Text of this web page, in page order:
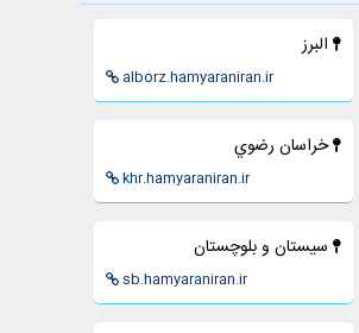
البرز
alborz.hamyaraniran.ir
خراسان رضوي
khr.hamyaraniran.ir
سيستان و بلوچستان
sb.hamyaraniran.ir